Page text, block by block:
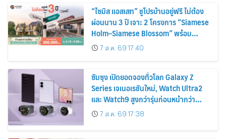
“ไซมิส แอสเสท” ชูโปรบ้านอยู่ฟรี ไม่ต้อง
ผ่อนนาน 3 ปี เจาะ 2 โครงการ “Siamese
Holm–Siamese Blossom” พร้อม
ส่วนลดและสิทธิพิเศษถึง 31 สิงหาคม
2569
7 ส.ค. 69 17:40
ซัมซุง เปิดยอดจองทั่วโลก Galaxy Z
Series เจเนอเรชันใหม่, Watch Ultra2
และ Watch9 สูงกว่ารุ่นก่อนหน้ากว่า
30%7 ส.ค. 69 17:38